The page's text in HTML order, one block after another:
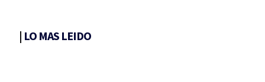
| LO MAS LEIDO